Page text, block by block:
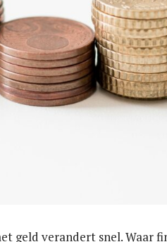
geld verandert snel. Waar